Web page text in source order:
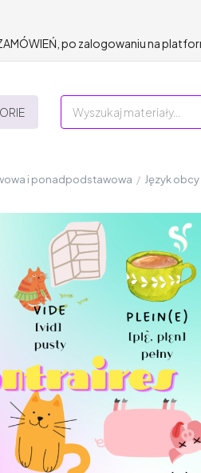
po zalogowaniu na
i ponadpodstawowa / Język obcy